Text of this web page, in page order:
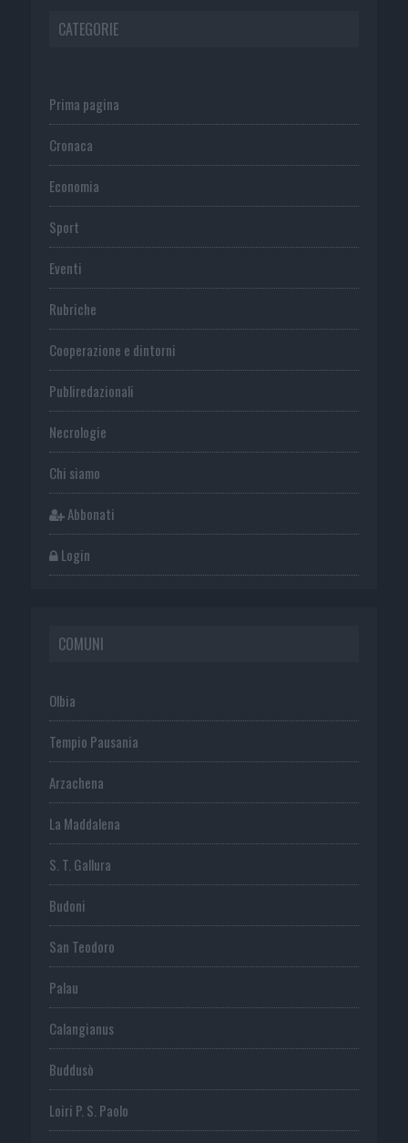
CATEGORIE
Prima pagina
Cronaca
Economia
Sport
Eventi
Rubriche
Cooperazione e dintorni
Publiredazionali
Necrologie
Chi siamo
Abbonati
Login
COMUNI
Olbia
Tempio Pausania
Arzachena
La Maddalena
S. T. Gallura
Budoni
San Teodoro
Palau
Calangianus
Buddusò
Loiri P. S. Paolo